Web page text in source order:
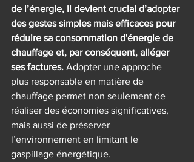
de l’énergie, il devient crucial d’adopter
des gestes simples mais efficaces pour
réduire sa consommation d'énergie de
chauffage et, par conséquent, alléger
ses factures. Adopter une approche
plus responsable en matière de
chauffage permet non seulement de
réaliser des économies significatives,
mais aussi de préserver
l’environnement en limitant le
gaspillage énergétique.